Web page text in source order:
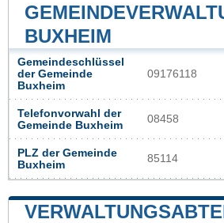
BUXHEIM
Gemeindeschlüssel
der Gemeinde
Buxheim
09176118
Telefonvorwahl der
Gemeinde Buxheim
08458
PLZ der Gemeinde
Buxheim
85114